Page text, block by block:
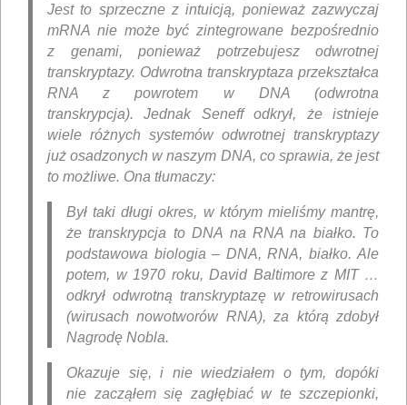
Jest to sprzeczne z intuicją, ponieważ zazwyczaj
mRNA nie może być zintegrowane bezpośrednio
z genami, ponieważ potrzebujesz odwrotnej
transkryptazy. Odwrotna transkryptaza przekształca
RNA z powrotem w DNA (odwrotna
transkrypcja). Jednak Seneff odkrył, że istnieje
wiele różnych systemów odwrotnej transkryptazy
już osadzonych w naszym DNA, co sprawia, że ​​jest
to możliwe. Ona tłumaczy:
Był taki długi okres, w którym mieliśmy mantrę,
że transkrypcja to DNA na RNA na białko. To
podstawowa biologia – DNA, RNA, białko. Ale
potem, w 1970 roku, David Baltimore z MIT …
odkrył odwrotną transkryptazę w retrowirusach
(wirusach nowotworów RNA), za którą zdobył
Nagrodę Nobla.
Okazuje się, i nie wiedziałem o tym, dopóki
nie zacząłem się zagłębiać w te szczepionki,